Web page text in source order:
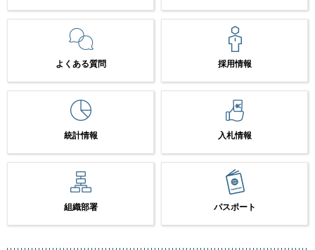
よくある質問 採用情報
統計情報 入札情報
組織部署 パスポート